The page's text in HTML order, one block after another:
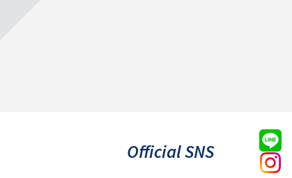
Official SNS